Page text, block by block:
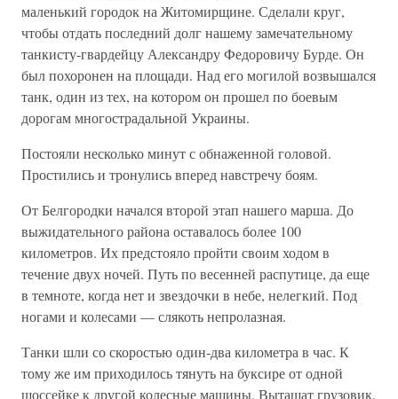
маленький городок на Житомирщине. Сделали круг,
чтобы отдать последний долг нашему замечательному
танкисту-гвардейцу Александру Федоровичу Бурде. Он
был похоронен на площади. Над его могилой возвышался
танк, один из тех, на котором он прошел по боевым
дорогам многострадальной Украины.
Постояли несколько минут с обнаженной головой.
Простились и тронулись вперед навстречу боям.
От Белгородки начался второй этап нашего марша. До
выжидательного района оставалось более 100
километров. Их предстояло пройти своим ходом в
течение двух ночей. Путь по весенней распутице, да еще
в темноте, когда нет и звездочки в небе, нелегкий. Под
ногами и колесами — слякоть непролазная.
Танки шли со скоростью один-два километра в час. К
тому же им приходилось тянуть на буксире от одной
шоссейке к другой колесные машины. Вытащат грузовик,